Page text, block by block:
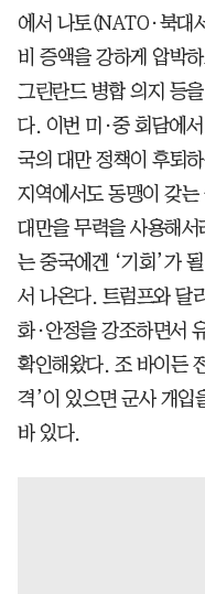
에서 나토(NATO·북대
비 증액을 강하게 압박
그린란드 병합 의지 등
다. 이번 미·중 회담에
국의 대만 정책이 후퇴
지역에서도 동맹이 갖
대만을 무력을 사용해서
는 중국에겐 ‘기회’가
서 나온다. 트럼프와 달
화·안정을 강조하면서
확인해왔다. 조 바이든
격’이 있으면 군사 개입
바 있다.